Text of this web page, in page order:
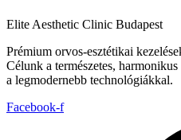
Elite Aesthetic Clinic Budapest
Prémium orvos-esztétikai
Célunk a természetes,
a legmodernebb technológiákkal.
Facebook-f